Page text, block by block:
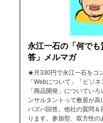
永江一石の「何でも
答」メルマガ
★月330円で永江一石をコ
「Webについて」「ビジネ
「商品開発」についてい
ンサルタントって敷居が高
バズバ回答。他社の質問＆
ります。参加型、双方性